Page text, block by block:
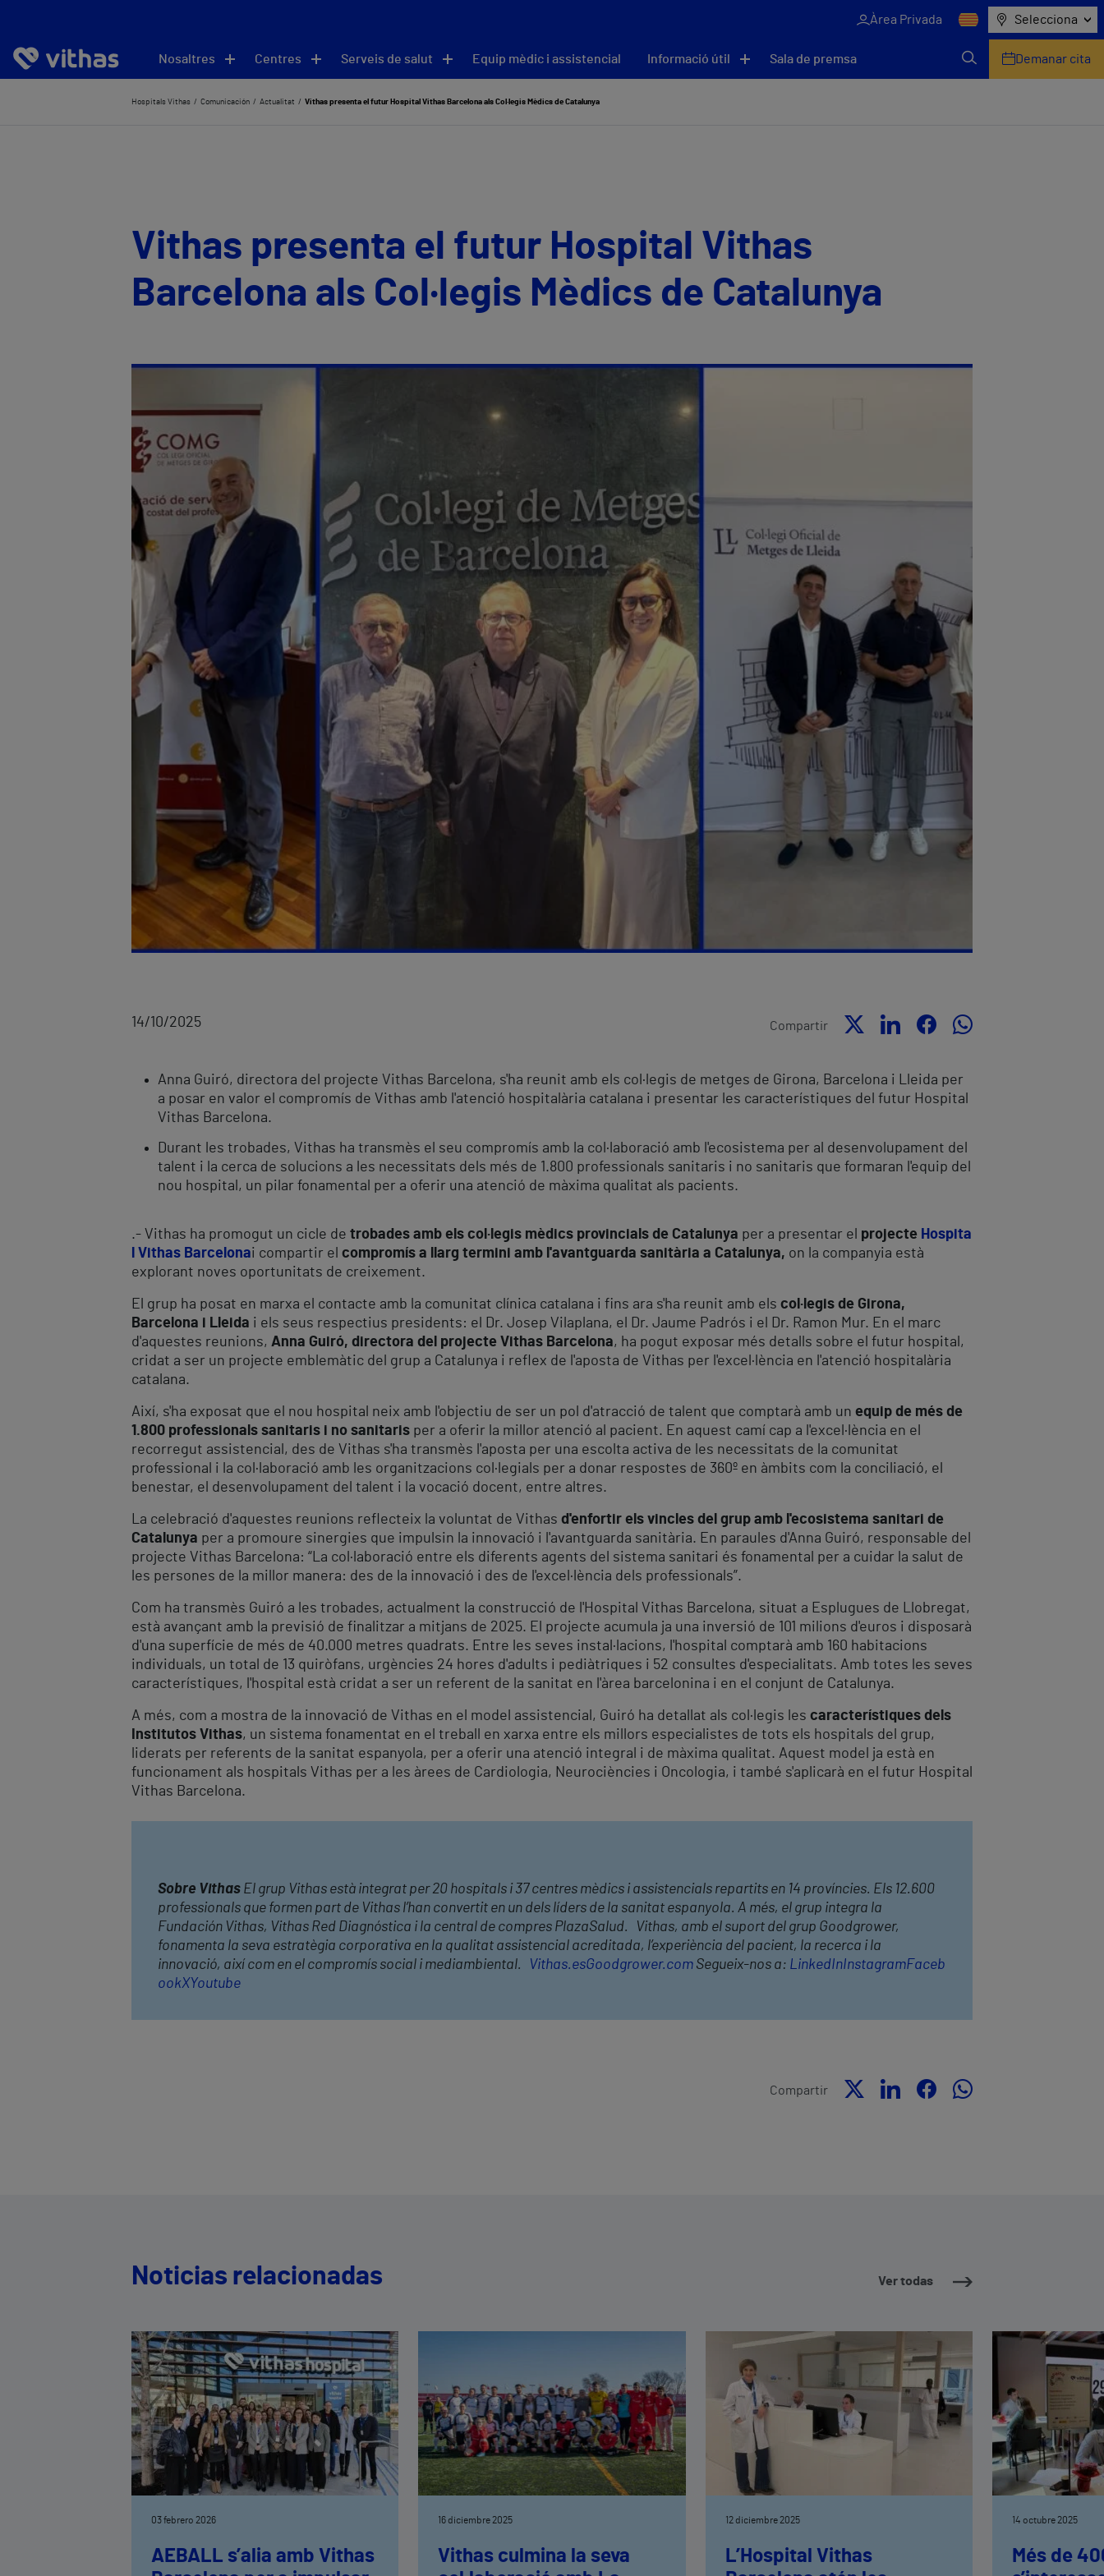
Àrea Privada Selecciona
Nosaltres Centres Serveis de salut Equip mèdic i assistencial Informació útil Sala de premsa Demanar cita
Hospitals Vithas Comunicación Actualitat Vithas presenta el futur Hospital Vithas Barcelona als Col·legis Mèdics de Catalunya
Vithas presenta el futur Hospital Vithas
Barcelona als Col·legis Mèdics de Catalunya
14/10/2025 Compartir
Anna Guiró, directora del projecte Vithas Barcelona, s'ha reunit amb els col·legis de metges de Girona, Barcelona i Lleida per
a posar en valor el compromís de Vithas amb l'atenció hospitalària catalana i presentar les característiques del futur Hospital
Vithas Barcelona.
Durant les trobades, Vithas ha transmès el seu compromís amb la col·laboració amb l'ecosistema per al desenvolupament del
talent i la cerca de solucions a les necessitats dels més de 1.800 professionals sanitaris i no sanitaris que formaran l'equip del
nou hospital, un pilar fonamental per a oferir una atenció de màxima qualitat als pacients.
.- Vithas ha promogut un cicle de trobades amb els col·legis mèdics provincials de Catalunya per a presentar el projecte Hospita
l Vithas Barcelonai compartir el compromís a llarg termini amb l'avantguarda sanitària a Catalunya, on la companyia està
explorant noves oportunitats de creixement.
El grup ha posat en marxa el contacte amb la comunitat clínica catalana i fins ara s'ha reunit amb els col·legis de Girona,
Barcelona i Lleida i els seus respectius presidents: el Dr. Josep Vilaplana, el Dr. Jaume Padrós i el Dr. Ramon Mur. En el marc
d'aquestes reunions, Anna Guiró, directora del projecte Vithas Barcelona, ha pogut exposar més detalls sobre el futur hospital,
cridat a ser un projecte emblemàtic del grup a Catalunya i reflex de l'aposta de Vithas per l'excel·lència en l'atenció hospitalària
catalana.
Així, s'ha exposat que el nou hospital neix amb l'objectiu de ser un pol d'atracció de talent que comptarà amb un equip de més de
1.800 professionals sanitaris i no sanitaris per a oferir la millor atenció al pacient. En aquest camí cap a l'excel·lència en el
recorregut assistencial, des de Vithas s'ha transmès l'aposta per una escolta activa de les necessitats de la comunitat
professional i la col·laboració amb les organitzacions col·legials per a donar respostes de 360º en àmbits com la conciliació, el
benestar, el desenvolupament del talent i la vocació docent, entre altres.
La celebració d'aquestes reunions reflecteix la voluntat de Vithas d'enfortir els vincles del grup amb l'ecosistema sanitari de
Catalunya per a promoure sinergies que impulsin la innovació i l'avantguarda sanitària. En paraules d'Anna Guiró, responsable del
projecte Vithas Barcelona: “La col·laboració entre els diferents agents del sistema sanitari és fonamental per a cuidar la salut de
les persones de la millor manera: des de la innovació i des de l'excel·lència dels professionals”.
Com ha transmès Guiró a les trobades, actualment la construcció de l'Hospital Vithas Barcelona, situat a Esplugues de Llobregat,
està avançant amb la previsió de finalitzar a mitjans de 2025. El projecte acumula ja una inversió de 101 milions d'euros i disposarà
d'una superfície de més de 40.000 metres quadrats. Entre les seves instal·lacions, l'hospital comptarà amb 160 habitacions
individuals, un total de 13 quiròfans, urgències 24 hores d'adults i pediàtriques i 52 consultes d'especialitats. Amb totes les seves
característiques, l'hospital està cridat a ser un referent de la sanitat en l'àrea barcelonina i en el conjunt de Catalunya.
A més, com a mostra de la innovació de Vithas en el model assistencial, Guiró ha detallat als col·legis les característiques dels
Institutos Vithas, un sistema fonamentat en el treball en xarxa entre els millors especialistes de tots els hospitals del grup,
liderats per referents de la sanitat espanyola, per a oferir una atenció integral i de màxima qualitat. Aquest model ja està en
funcionament als hospitals Vithas per a les àrees de Cardiologia, Neurociències i Oncologia, i també s'aplicarà en el futur Hospital
Vithas Barcelona.
Sobre Vithas El grup Vithas està integrat per 20 hospitals i 37 centres mèdics i assistencials repartits en 14 províncies. Els 12.600
professionals que formen part de Vithas l’han convertit en un dels líders de la sanitat espanyola. A més, el grup integra la
Fundación Vithas, Vithas Red Diagnóstica i la central de compres PlazaSalud. Vithas, amb el suport del grup Goodgrower,
fonamenta la seva estratègia corporativa en la qualitat assistencial acreditada, l’experiència del pacient, la recerca i la
innovació, així com en el compromís social i mediambiental.
Vithas.esGoodgrower.com Segueix-nos a: LinkedInInstagramFaceb
ookXYoutube
Compartir
Noticias relacionadas Ver todas
03 febrero 2026
AEBALL s’alia amb Vithas
16 diciembre 2025
Vithas culmina la seva
12 diciembre 2025
L’Hospital Vithas
14 octubre 2025
Més de